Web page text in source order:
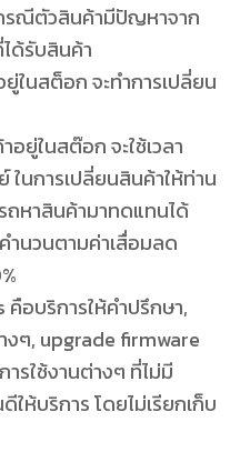
าญ
ะ
รณีตัวสินค้ามีปัญหาจาก
ด้รับสินค้า
ในสต็อก จะทำการเปลี่ยน
ยู่ในสต๊อก จะใช้เวลา
นการเปลี่ยนสินค้าให้ท่าน
ถหาสินค้ามาทดแทนได้
คำนวนตามค่าเสื่อมลด
อบริการให้คำปรึกษา,
งๆ, upgrade firmware
รใช้งานต่างๆ ที่ไม่มี
ห้บริการ โดยไม่เรียกเก็บ